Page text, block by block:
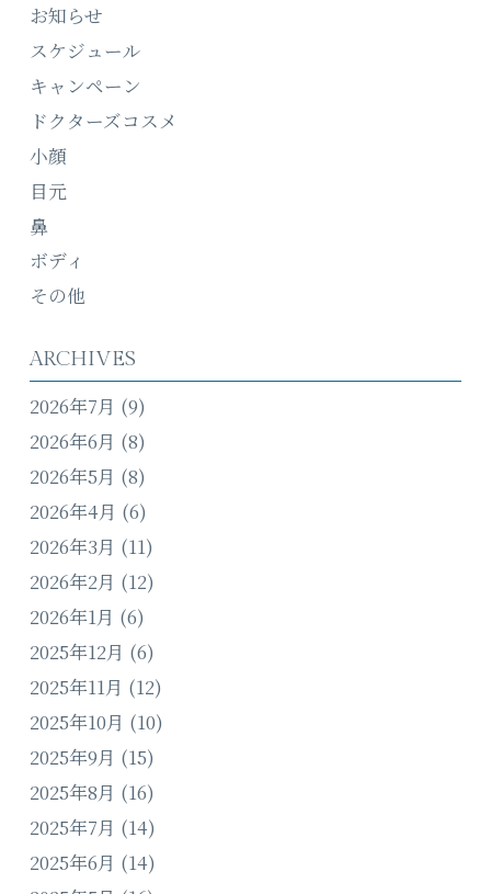
お知らせ
スケジュール
キャンペーン
ドクターズコスメ
小顔
目元
鼻
ボディ
その他
ARCHIVES
2026年7月 (9)
2026年6月 (8)
2026年5月 (8)
2026年4月 (6)
2026年3月 (11)
2026年2月 (12)
2026年1月 (6)
2025年12月 (6)
2025年11月 (12)
2025年10月 (10)
2025年9月 (15)
2025年8月 (16)
2025年7月 (14)
2025年6月 (14)